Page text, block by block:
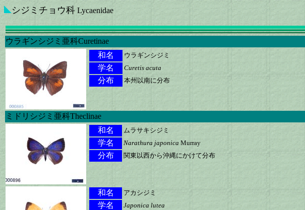
シジミチョウ科 Lycaenidae
ウラギンシジミ亜科Curetinae
和名
ウラギンシジミ
学名 Curetis acuta
分布 本州以南に分布
ミドリシジミ亜科Theclinae
和名
ムラサキシジミ
学名 Narathura japonica Murray
分布 関東以西から沖縄にかけて分布
和名 アカシジミ
学名 Japonica lutea